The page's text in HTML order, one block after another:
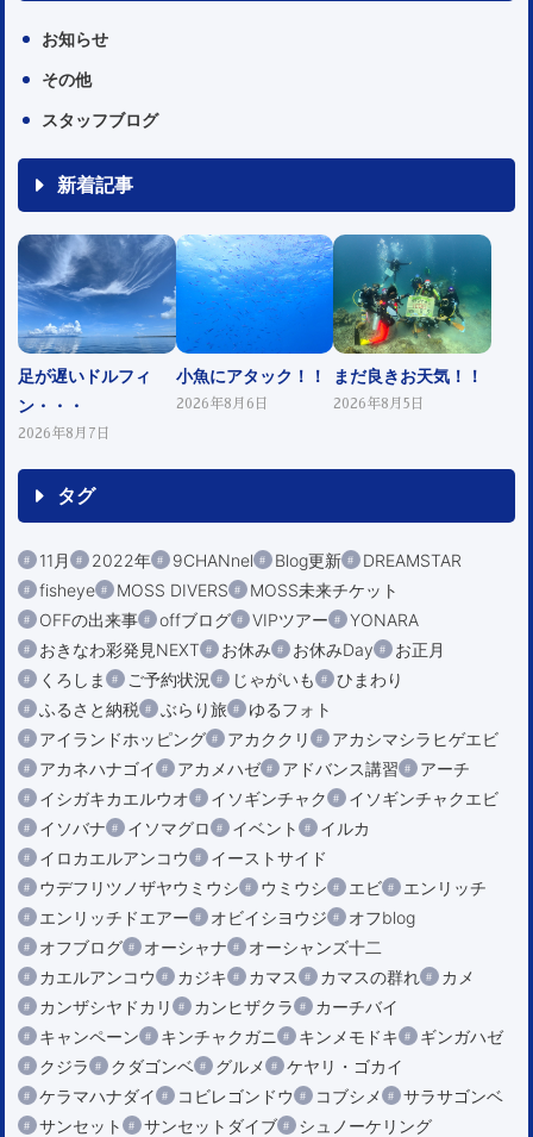
お知らせ
その他
スタッフブログ
新着記事
足が遅いドルフィ
ン・・・
2026年8月7日
小魚にアタック！！
2026年8月6日
まだ良きお天気！！
2026年8月5日
タグ
11月 2022年 9CHANnel Blog更新
DREAMSTAR
fisheye
MOSS DIVERS
MOSS未来チケット
OFFの出来事
offブログ VIPツアー
YONARA
おきなわ彩発見NEXT
お休み お休みDay
お正月
くろしま
ご予約状況 じゃがいも
ひまわり
ふるさと納税
ぶらり旅
ゆるフォト
アイランドホッピング
アカククリ
アカシマシラヒゲエビ
アカネハナゴイ
アカメハゼ アドバンス講習
アーチ
イシガキカエルウオ
イソギンチャク
イソギンチャクエビ
イソバナ
イソマグロ イベント
イルカ
イロカエルアンコウ
イーストサイド
ウデフリツノザヤウミウシ
ウミウシ エビ
エンリッチ
エンリッチドエアー
オビイシヨウジ
オフblog
オフブログ
オーシャナ
オーシャンズ十二
カエルアンコウ
カジキ カマス カマスの群れ
カメ
カンザシヤドカリ
カンヒザクラ
カーチバイ
キャンペーン
キンチャクガニ キンメモドキ
ギンガハゼ
クジラ
クダゴンベ グルメ
ケヤリ・ゴカイ
ケラマハナダイ
コビレゴンドウ コブシメ
サラサゴンベ
サンセット
サンセットダイブ
シュノーケリング